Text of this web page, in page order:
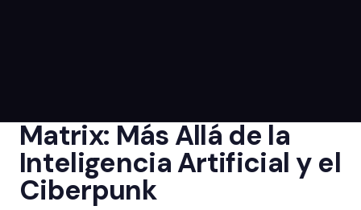
Matrix: Más Allá de la
Inteligencia Artificial y el
Ciberpunk